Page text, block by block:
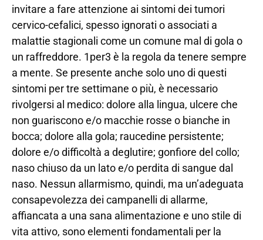
invitare a fare attenzione ai sintomi dei tumori
cervico-cefalici, spesso ignorati o associati a
malattie stagionali come un comune mal di gola o
un raffreddore. 1per3 è la regola da tenere sempre
a mente. Se presente anche solo uno di questi
sintomi per tre settimane o più, è necessario
rivolgersi al medico: dolore alla lingua, ulcere che
non guariscono e/o macchie rosse o bianche in
bocca; dolore alla gola; raucedine persistente;
dolore e/o difficoltà a deglutire; gonfiore del collo;
naso chiuso da un lato e/o perdita di sangue dal
naso. Nessun allarmismo, quindi, ma un’adeguata
consapevolezza dei campanelli di allarme,
affiancata a una sana alimentazione e uno stile di
vita attivo, sono elementi fondamentali per la